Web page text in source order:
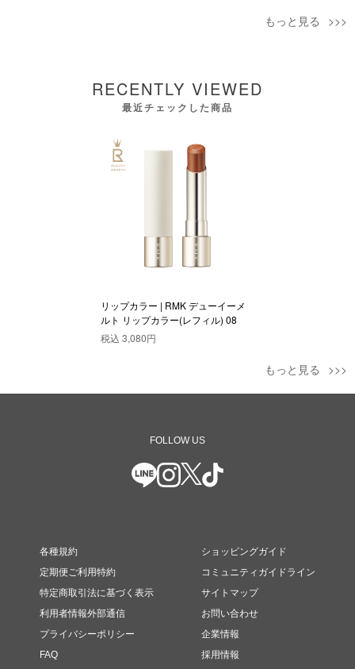
もっと見る
RECENTLY VIEWED
最近チェックした商品
リップカラー | RMK デューイーメ
ルト リップカラー(レフィル) 08
税込 3,080円
もっと見る
FOLLOW US
各種規約
定期便ご利用特約
特定商取引法に基づく表示
利用者情報外部通信
プライバシーポリシー
FAQ
ショッピングガイド
コミュニティガイドライン
サイトマップ
お問い合わせ
企業情報
採用情報